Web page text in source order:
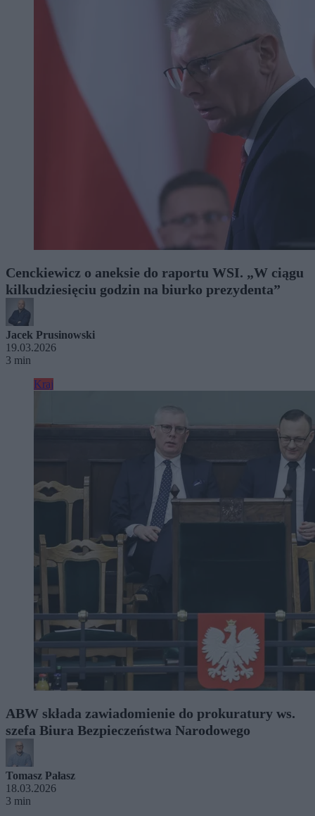
Cenckiewicz o aneksie do raportu WSI. „W ciągu
kilkudziesięciu godzin na biurko prezydenta”
Jacek Prusinowski
19.03.2026
3 min
Kraj
ABW składa zawiadomienie do prokuratury ws.
szefa Biura Bezpieczeństwa Narodowego
Tomasz Pałasz
18.03.2026
3 min